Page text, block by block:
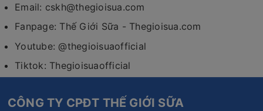
Email: cskh@thegioisua.com
Fanpage: Thế Giới Sữa - Thegioisua.com
Youtube: @thegioisuaofficial
Tiktok: Thegioisuaofficial
CÔNG TY CPĐT THẾ GIỚI SỮA